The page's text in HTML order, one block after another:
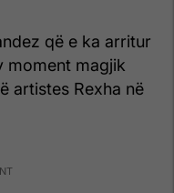
që e ka arritur
moment magjik
artistes Rexha në